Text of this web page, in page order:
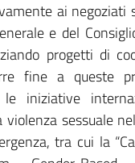
ai negoziati
e del
progetti di
fine a queste
iniziative
violenza sessuale
tra cui la